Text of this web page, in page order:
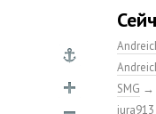
матча
SMG →
jura913